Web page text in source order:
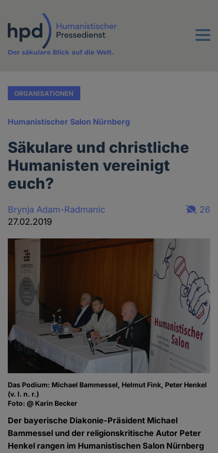
Inhalt
Menu
Der säkulare Blick auf die Welt.
ORGANISATIONEN
Humanistischer Salon Nürnberg
Säkulare und christliche
Humanisten vereinigt
euch?
Brynja Adam-Radmanic
27.02.2019
26
Das Podium: Michael Bammessel, Helmut Fink, Peter Henkel
(v. l. n. r.)
Foto: @ Karin Becker
Der bayerische Diakonie-Präsident Michael
Bammessel und der religionskritische Autor Peter
Henkel rangen im Humanistischen Salon Nürnberg